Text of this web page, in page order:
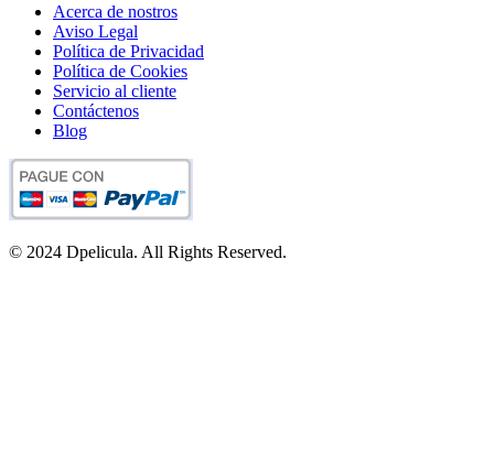
Acerca de nostros
Aviso Legal
Política de Privacidad
Política de Cookies
Servicio al cliente
Contáctenos
Blog
© 2024 Dpelicula. All Rights Reserved.